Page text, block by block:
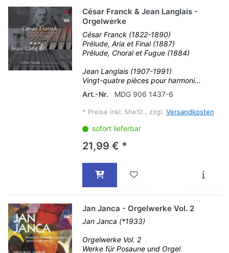
César Franck & Jean Langlais -
Orgelwerke
César Franck (1822-1890)
Prélude, Aria et Final (1887)
Prélude, Choral et Fugue (1884)
Jean Langlais (1907-1991)
Vingt-quatre pièces pour harmoni...
Art.-Nr.
MDG 906 1437-6
* Preise inkl. MwSt., zzgl. Versandkosten
sofort lieferbar
21,99 € *
Jan Janca - Orgelwerke Vol. 2
Jan Janca (*1933)
Orgelwerke Vol. 2
Werke für Posaune und Orgel